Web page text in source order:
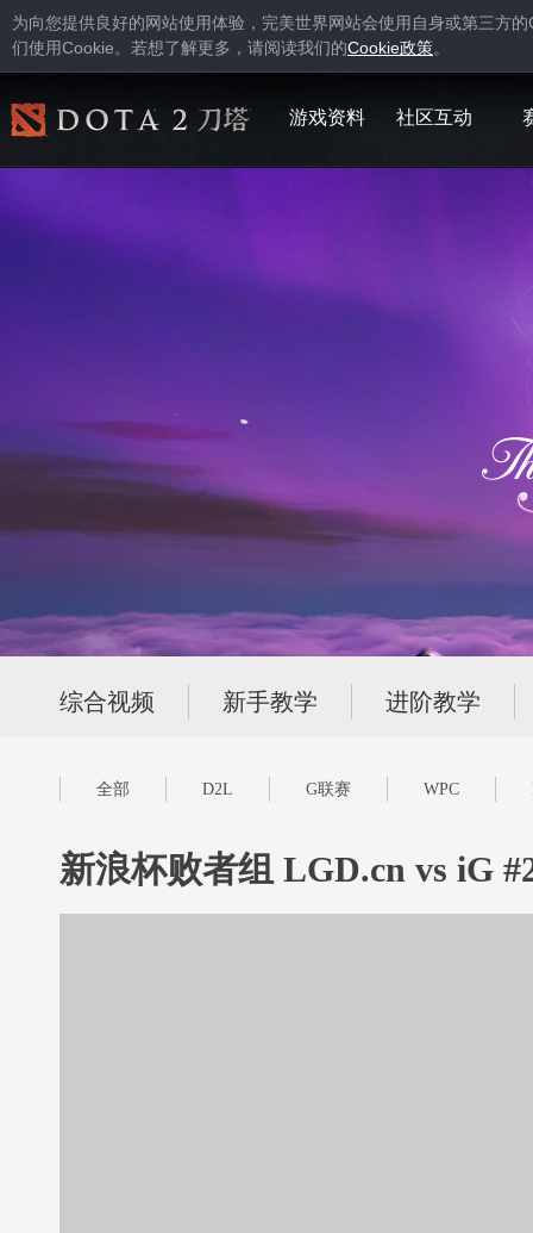
为向您提供良好的网站使用体验，完美世界网站会使用自身或第三方的
们使用Cookie。若想了解更多，请阅读我们的Cookie政策。
游戏资料 社区互动
综合视频 新手教学 进阶教学
全部 D2L G联赛 WPC
新浪杯败者组 LGD.cn vs iG